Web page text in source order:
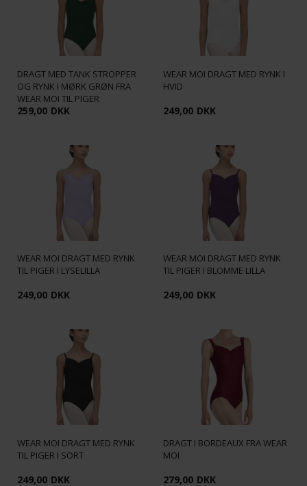
DRAGT MED TANK STROPPER
OG RYNK I MØRK GRØN FRA
WEAR MOI TIL PIGER
259,00 DKK
WEAR MOI DRAGT MED RYNK I
HVID
249,00 DKK
WEAR MOI DRAGT MED RYNK
TIL PIGER I LYSELILLA
249,00 DKK
WEAR MOI DRAGT MED RYNK
TIL PIGER I BLOMME LILLA
249,00 DKK
WEAR MOI DRAGT MED RYNK
TIL PIGER I SORT
249,00 DKK
DRAGT I BORDEAUX FRA WEAR
MOI
279,00 DKK